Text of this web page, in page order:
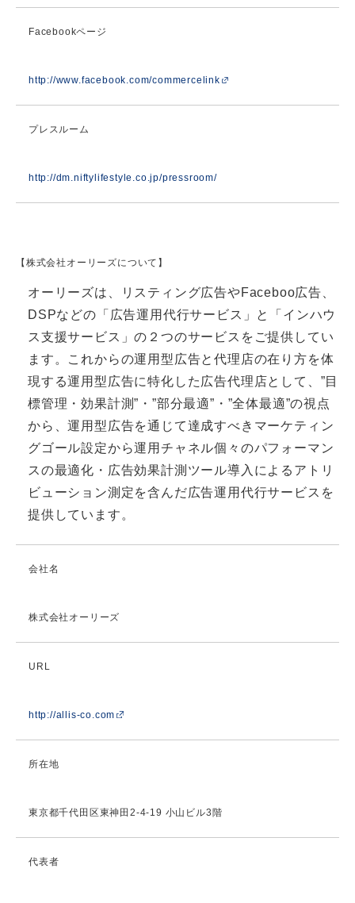
Facebookページ
http://www.facebook.com/commercelink
プレスルーム
http://dm.niftylifestyle.co.jp/pressroom/
【株式会社オーリーズについて】
オーリーズは、リスティング広告やFaceboo広告、
DSPなどの「広告運用代行サービス」と「インハウ
ス支援サービス」の２つのサービスをご提供してい
ます。これからの運用型広告と代理店の在り方を体
現する運用型広告に特化した広告代理店として、”目
標管理・効果計測”・”部分最適”・”全体最適”の視点
から、運用型広告を通じて達成すべきマーケティン
グゴール設定から運用チャネル個々のパフォーマン
スの最適化・広告効果計測ツール導入によるアトリ
ビューション測定を含んだ広告運用代行サービスを
提供しています。
会社名
株式会社オーリーズ
URL
http://allis-co.com
所在地
東京都千代田区東神田2-4-19 小山ビル3階
代表者